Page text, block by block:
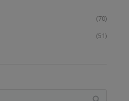
(70)
(51)